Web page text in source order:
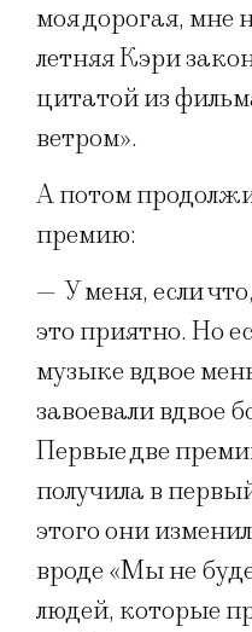
моя дорогая, мне
летняя Кэри
цитатой из
ветром».
А потом
премию:
— У меня, если
это приятно. Но
музыке вдвое
завоевали вдвое
Первые две
получила в
этого они
вроде «Мы не
людей, которые